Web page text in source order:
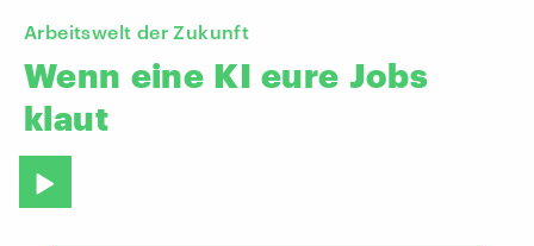
Arbeitswelt der Zukunft
Wenn eine KI eure Jobs
klaut